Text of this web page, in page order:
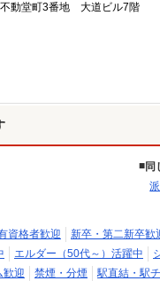
動堂町3番地 大道ビル7階
同
資格者歓迎 新卒・第二新卒歓
エルダー（50代～）活躍中
歓迎 禁煙・分煙 駅直結・駅